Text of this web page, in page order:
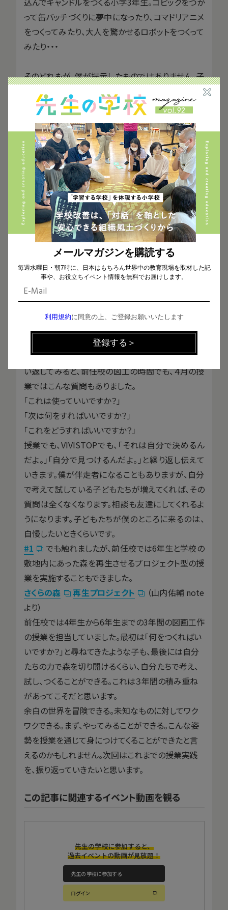
って缶バッチづくりに夢中になったり、コマドリアニメ
をつくってみたり、大人を驚かせるロボットをつくって
みたり・・・
そのどれもが、僕が提示したものではありません。子
どもたちは自分たちでやりたい！を見つけて動き出し
ています。
学3年生同士の会話が聞こえてきました。
「VIVISTOPはつくりたいものをつくることができるん
だ！最高でしょ！」
「でも自分で決めないといけないから大変なことも
あるよね。」
「でも、それがいいよねー！」
とてもうれしく、たくましささえ感じます。
ここで、疑問が浮かびました。
誰もがこんな風に、余白の世界を冒険できるのでしょ
うか。
誰もが未知なものに対してワクワクしてくれるのでし
ょうか。
VIVISTOPに初めてここにやってくる子は「何をすれ
ばいんですか？」と尋ねることも少なくありません。思
い返してみると、前任校の図工の時間でも、４月の授
業ではこんな質問もありました。
「これは使っていいですか？」
「次は何をすればいいですか？」
「これをどうすればいいですか？」
授業でも、VIVISTOPでも、「それは自分で決めるん
だよ。」「自分で見つけるんだよ。」と繰り返し伝えて
いきます。僕が伴走者になることもありますが、自分
で考えて試している子どもたちが増えてくれば、その
質問は全くなくなります。相談も友達にしてくれるよ
うになります。子どもたちが僕のところに来るのは、
自慢したいときくらいです。
#1
でも触れましたが、前任校では6年生と学校の
敷地内にあった森を再生させるプロジェクト型の授
業を実施することもできました。
さくらの森
再生プロジェクト
（山内佑輔 note
より）
前任校では4年生から6年生までの3年間の図画工作
の授業を担当していました。最初は「何をつくればい
いですか？」と尋ねてきたような子も、最後には自分
たちの力で森を切り開けるくらい、自分たちで考え、
試し、つくることができる。これは３年間の積み重ね
があってこそだと思います。
余白の世界を冒険できる。未知なものに対してワク
ワクできる。まず、やってみることができる。こんな姿
勢を授業を通じて身につけてくることができたと言
えるのかもしれません。次回はこれまでの授業実践
を、振り返っていきたいと思います。
この記事に関連するイベント動画を観る
先生の学校に参加すると、
過去イベントの動画が見放題！
先生の学校に参加する
ログイン
メールマガジンを購読する
毎週水曜日・朝7時に、日本はもちろん世界中の教育現場を取材した記
事や、お役立ちイベント情報を無料でお届けします。
利用規約に同意の上、ご登録お願いいたします